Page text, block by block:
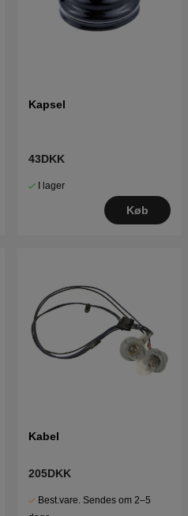
Kapsel
43DKK
I lager
Køb
Kabel
205DKK
Best.vare. Sendes om 2–5